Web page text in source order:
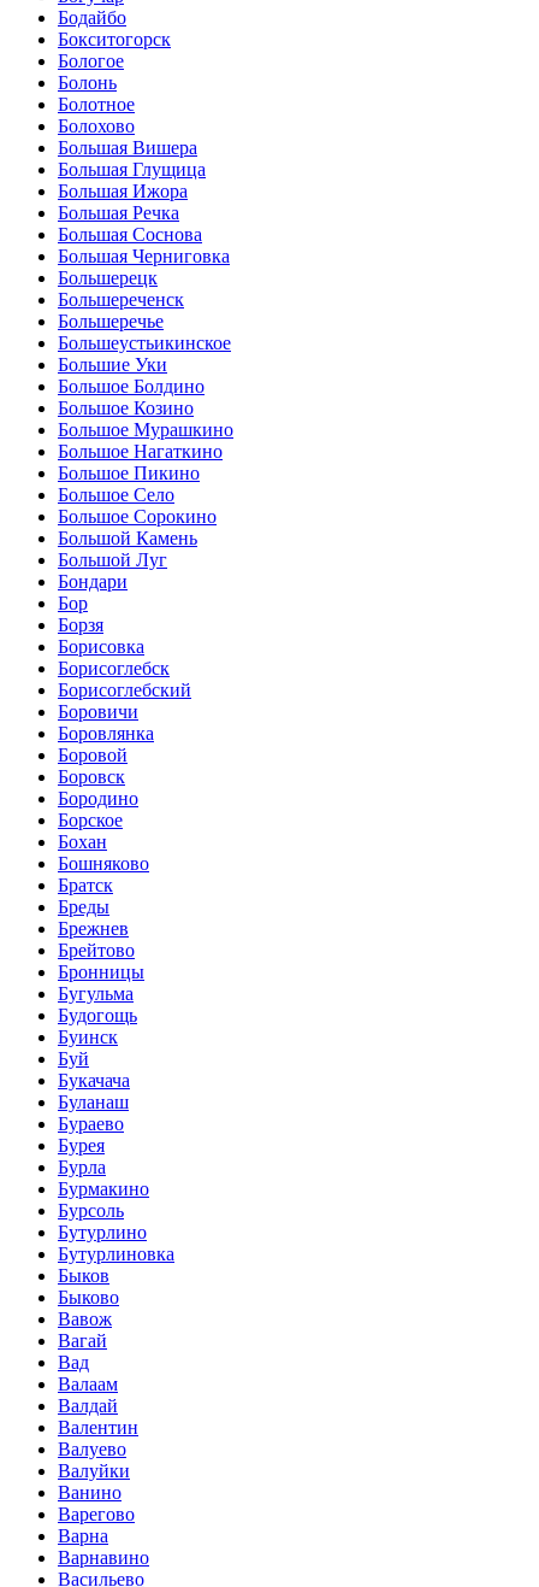
Бодайбо
Бокситогорск
Бологое
Болонь
Болотное
Болохово
Большая Вишера
Большая Глущица
Большая Ижора
Большая Речка
Большая Соснова
Большая Черниговка
Большерецк
Большереченск
Большеречье
Большеустьикинское
Большие Уки
Большое Болдино
Большое Козино
Большое Мурашкино
Большое Нагаткино
Большое Пикино
Большое Село
Большое Сорокино
Большой Камень
Большой Луг
Бондари
Бор
Борзя
Борисовка
Борисоглебск
Борисоглебский
Боровичи
Боровлянка
Боровой
Боровск
Бородино
Борское
Бохан
Бошняково
Братск
Бреды
Брежнев
Брейтово
Бронницы
Бугульма
Будогощь
Буинск
Буй
Букачача
Буланаш
Бураево
Бурея
Бурла
Бурмакино
Бурсоль
Бутурлино
Бутурлиновка
Быков
Быково
Вавож
Вагай
Вад
Валаам
Валдай
Валентин
Валуево
Валуйки
Ванино
Варегово
Варна
Варнавино
Васильево